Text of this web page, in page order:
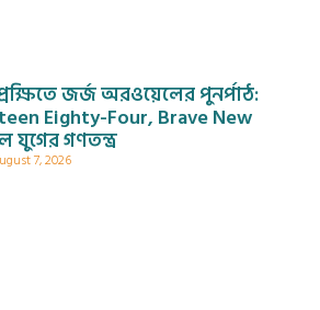
জর্জ অরওয়েলের পুনর্পাঠ:
Eighty-Four, Brave New
যুগের গণতন্ত্র
7, 2026